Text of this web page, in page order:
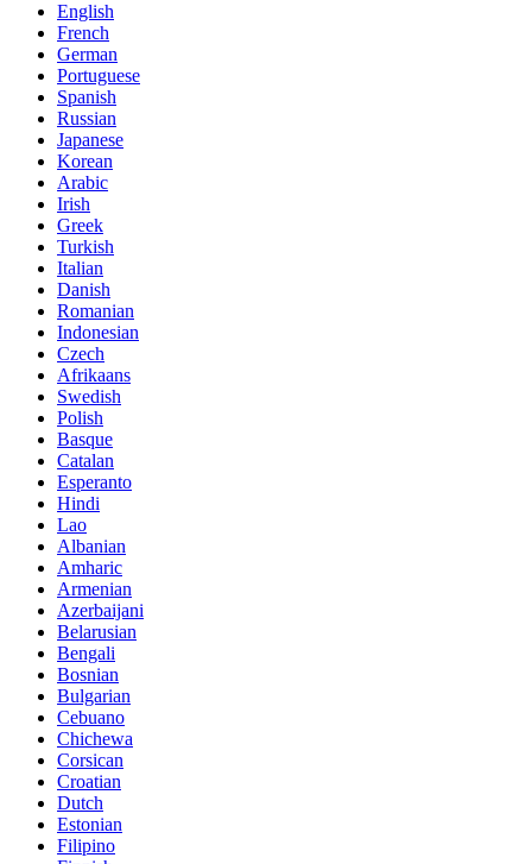
English
French
German
Portuguese
Spanish
Russian
Japanese
Korean
Arabic
Irish
Greek
Turkish
Italian
Danish
Romanian
Indonesian
Czech
Afrikaans
Swedish
Polish
Basque
Catalan
Esperanto
Hindi
Lao
Albanian
Amharic
Armenian
Azerbaijani
Belarusian
Bengali
Bosnian
Bulgarian
Cebuano
Chichewa
Corsican
Croatian
Dutch
Estonian
Filipino